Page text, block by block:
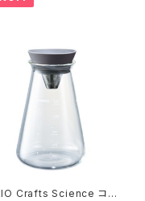
Crafts Science コニ